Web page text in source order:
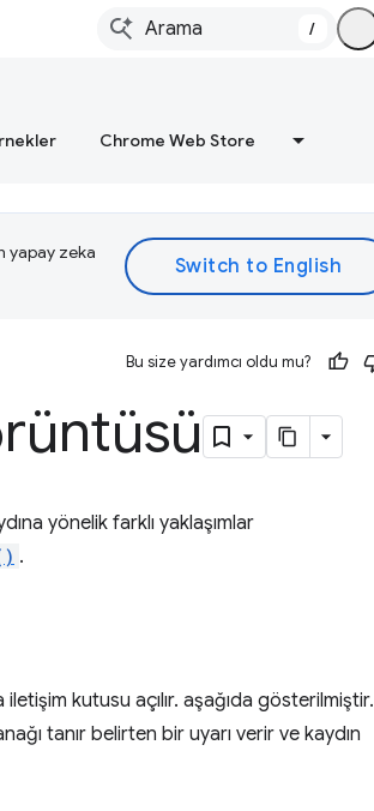
/
Chrome Web Store
yapay zeka
Bu size yardımcı oldu mu?
yönelik farklı yaklaşımlar
.
iletişim kutusu açılır. aşağıda gösterilmiştir.
tanır belirten bir uyarı verir ve kaydın